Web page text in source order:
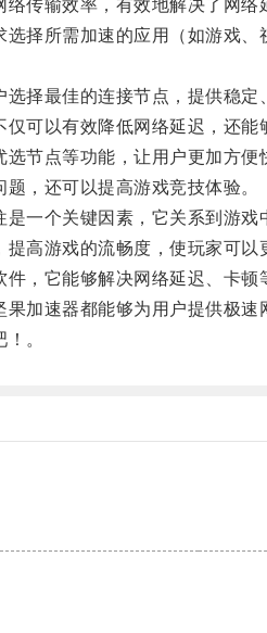
输效率，有效地解决了网络
所需加速的应用（如游戏、
最佳的连接节点，提供稳定
以有效降低网络延迟，还能
点等功能，让用户更加方便
，还可以提高游戏竞技体验。
个关键因素，它关系到游戏
游戏的流畅度，使玩家可以
它能够解决网络延迟、卡顿
速器都能够为用户提供极速
。